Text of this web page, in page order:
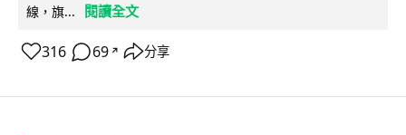
線，旗...
閱讀全文
316 69 ↗ 分享